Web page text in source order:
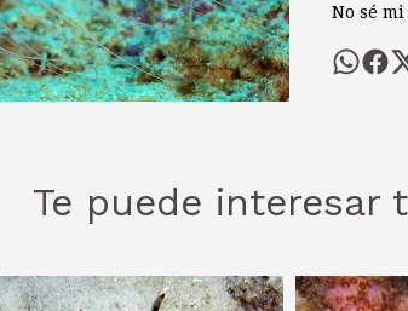
No sé mi
Te puede interesar